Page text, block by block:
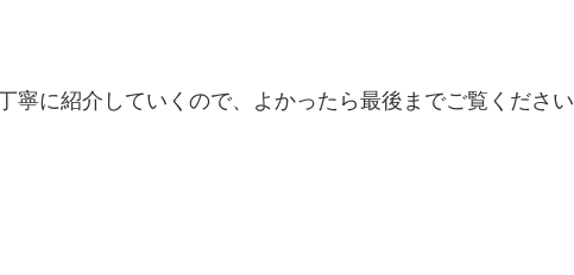
寧に紹介していくので、よかったら最後までご覧ください